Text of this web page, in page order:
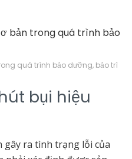
quá trình bảo dưỡng, bảo trì
bụi hiệu
gây ra tình trạng lỗi của